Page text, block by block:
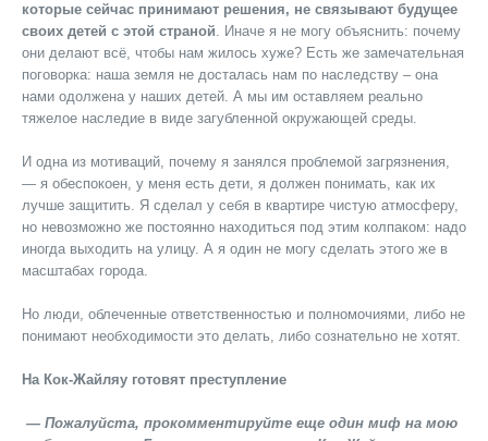
которые сейчас принимают решения, не связывают будущее
своих детей с этой страной. Иначе я не могу объяснить: почему
они делают всё, чтобы нам жилось хуже? Есть же замечательная
поговорка: наша земля не досталась нам по наследству – она
нами одолжена у наших детей. А мы им оставляем реально
тяжелое наследие в виде загубленной окружающей среды.
И одна из мотиваций, почему я занялся проблемой загрязнения,
— я обеспокоен, у меня есть дети, я должен понимать, как их
лучше защитить. Я сделал у себя в квартире чистую атмосферу,
но невозможно же постоянно находиться под этим колпаком: надо
иногда выходить на улицу. А я один не могу сделать этого же в
масштабах города.
Но люди, облеченные ответственностью и полномочиями, либо не
понимают необходимости это делать, либо сознательно не хотят.
На Кок-Жайляу готовят преступление
— Пожалуйста, прокомментируйте еще один миф на мою